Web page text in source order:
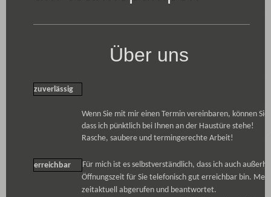
Über uns
zuverlässig
Wenn Sie mit mir einen Termin vereinbaren, können
dass ich pünktlich bei Ihnen an der Haustüre stehe!
Rasche, saubere und termingerechte Arbeit!
erreichbar
Für mich ist es selbstverständlich, dass ich auch
Öffnungszeit für Sie telefonisch gut erreichbar bin.
zeitaktuell abgerufen und beantwortet.